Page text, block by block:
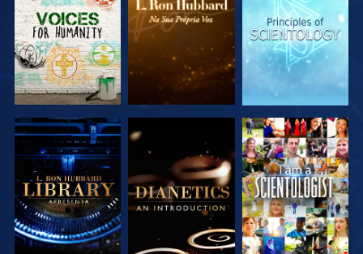
SÉRIE
SÉRIE
SÉRIE
EXPLORAR A
SÉRIE
EXPLORAR A
SÉRIE
VER